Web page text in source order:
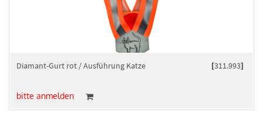
[311.993]
Diamant-Gurt rot / Ausführung Katze
bitte anmelden